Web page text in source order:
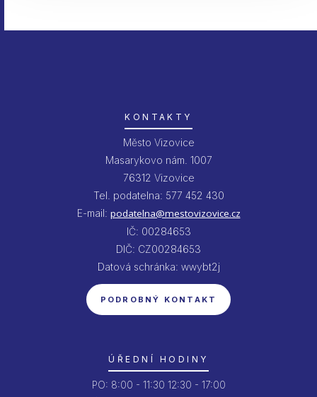
KONTAKTY
Město Vizovice
Masarykovo nám. 1007
76312 Vizovice
Tel. podatelna: 577 452 430
E-mail: podatelna@mestovizovice.cz
IČ: 00284653
DIČ: CZ00284653
Datová schránka: wwybt2j
PODROBNÝ KONTAKT
ÚŘEDNÍ HODINY
PO: 8:00 - 11:30 12:30 - 17:00